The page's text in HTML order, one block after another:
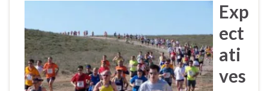
Exp
ect
ati
ves